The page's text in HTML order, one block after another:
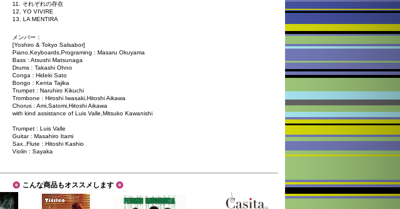
11. それぞれの存在
12. YO VIVIRE
13. LA MENTIRA
メンバー：
[Yoshiro & Tokyo Salsabor]
Piano,Keyboards,Programing : Masaru Okuyama
Bass : Atsushi Matsunaga
Drums : Takashi Ohno
Conga : Hideki Sato
Bongo : Kenta Tajika
Trumpet : Naruhiro Kikuchi
Trombone : Hiroshi Iwasaki,Hitoshi Aikawa
Chorus : Ami,Satomi,Hitoshi Aikawa
with kind assistance of Luis Valle,Mitsuko Kawanishi
Trumpet : Luis Valle
Guitar : Masahiro Itami
Sax.,Flute : Hitoshi Kashio
Violin : Sayaka
こんな商品もオススメします